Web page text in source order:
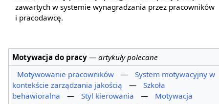
zawartych w systemie wynagradzania przez pracowników
i pracodawcę.
Motywacja do pracy —artykuły polecane
Motywowanie pracowników
—
System motywacyjny w
kontekście zarządzania jakością
—
Szkoła
behawioralna
— Styl kierowania —
Motywacja